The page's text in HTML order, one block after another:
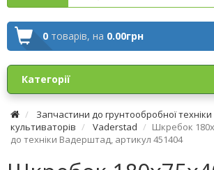
0 товарів, на 0.00грн
Категорії
Запчастини до грунтообробної техніки
культиваторів
Vaderstad
Шкребок
до техніки Вадерштад, артикул 451404